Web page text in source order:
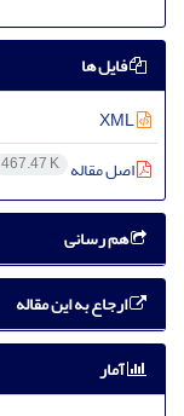
فایل ها
اصل مقاله 467.47 K
هم رسانی
ارجاع به این مقاله
آمار